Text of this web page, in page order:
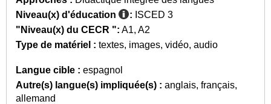
Niveau(x) d'éducation
: ISCED 3
"Niveau(x) du CECR ": A1 A2
Type de matériel : textes images vidéo audio
Langue cible : espagnol
Autre(s) langue(s) impliquée(s) : anglais français
allemand